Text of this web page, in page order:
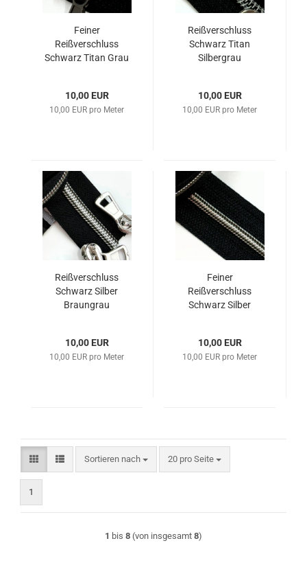
Feiner
Reißverschluss
Schwarz Titan Grau
10,00 EUR
10,00 EUR pro Meter
Reißverschluss
Schwarz Titan
Silbergrau
10,00 EUR
10,00 EUR pro Meter
Reißverschluss
Schwarz Silber
Braungrau
10,00 EUR
10,00 EUR pro Meter
Feiner
Reißverschluss
Schwarz Silber
10,00 EUR
10,00 EUR pro Meter
Sortieren nach
Sortieren nach 20 pro Seite
pro Seite
1
1 bis 8 (von insgesamt 8)